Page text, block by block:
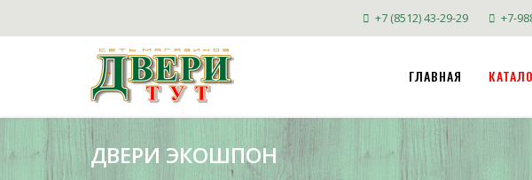
+7 (8512) 43-29-29 +7-
ГЛАВНАЯ
ДВЕРИ ЭКОШПОН